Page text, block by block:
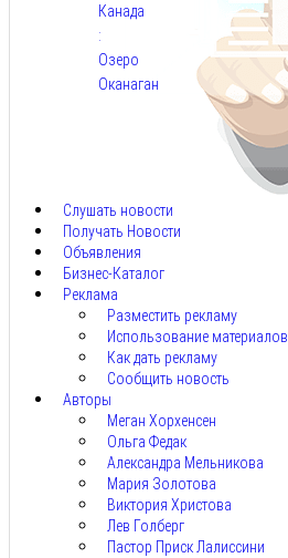
Канада
:
Озеро
Оканаган
Слушать новости
Получать Новости
Объявления
Бизнес-Каталог
Реклама
Разместить рекламу
Использование материалов
Как дать рекламу
Сообщить новость
Авторы
Меган Хорхенсен
Ольга Федак
Александра Мельникова
Мария Золотова
Виктория Христова
Лев Голберг
Пастор Приск Лалиссини